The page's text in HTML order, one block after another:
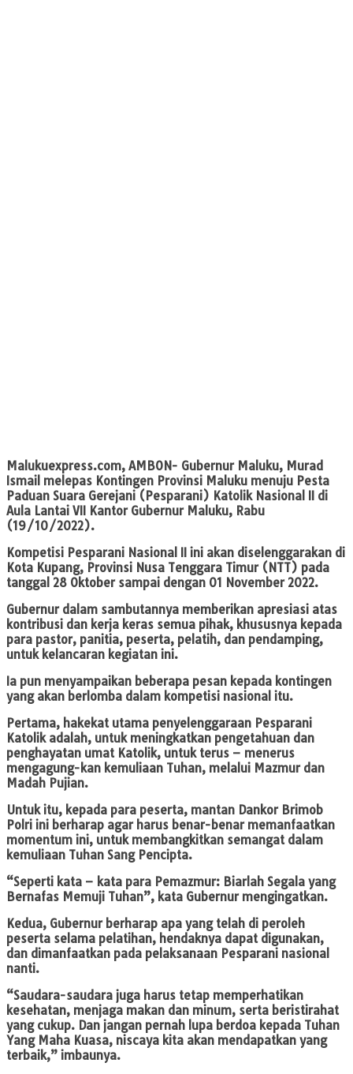
Malukuexpress.com, AMBON- Gubernur Maluku, Murad
Ismail melepas Kontingen Provinsi Maluku menuju Pesta
Paduan Suara Gerejani (Pesparani) Katolik Nasional II di
Aula Lantai VII Kantor Gubernur Maluku, Rabu
(19/10/2022).
Kompetisi Pesparani Nasional II ini akan diselenggarakan di
Kota Kupang, Provinsi Nusa Tenggara Timur (NTT) pada
tanggal 28 Oktober sampai dengan 01 November 2022.
Gubernur dalam sambutannya memberikan apresiasi atas
kontribusi dan kerja keras semua pihak, khususnya kepada
para pastor, panitia, peserta, pelatih, dan pendamping,
untuk kelancaran kegiatan ini.
Ia pun menyampaikan beberapa pesan kepada kontingen
yang akan berlomba dalam kompetisi nasional itu.
Pertama, hakekat utama penyelenggaraan Pesparani
Katolik adalah, untuk meningkatkan pengetahuan dan
penghayatan umat Katolik, untuk terus – menerus
mengagung-kan kemuliaan Tuhan, melalui Mazmur dan
Madah Pujian.
Untuk itu, kepada para peserta, mantan Dankor Brimob
Polri ini berharap agar harus benar-benar memanfaatkan
momentum ini, untuk membangkitkan semangat dalam
kemuliaan Tuhan Sang Pencipta.
“Seperti kata – kata para Pemazmur: Biarlah Segala yang
Bernafas Memuji Tuhan”, kata Gubernur mengingatkan.
Kedua, Gubernur berharap apa yang telah di peroleh
peserta selama pelatihan, hendaknya dapat digunakan,
dan dimanfaatkan pada pelaksanaan Pesparani nasional
nanti.
“Saudara-saudara juga harus tetap memperhatikan
kesehatan, menjaga makan dan minum, serta beristirahat
yang cukup. Dan jangan pernah lupa berdoa kepada Tuhan
Yang Maha Kuasa, niscaya kita akan mendapatkan yang
terbaik,” imbaunya.